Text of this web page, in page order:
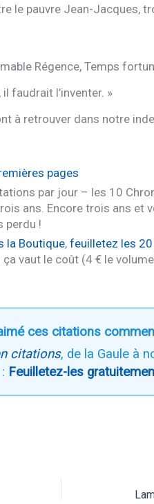
le pauvre Jean-Jacques,
Régence, Temps
il faudrait l’inventer. »
à retrouver dans notre
pages
par jour – les 10
ans. Encore trois ans et
perdu !
la Boutique, feuilletez les
vaut le coût (4 € le
ces citations
citations, de la Gaule à
Feuilletez-les